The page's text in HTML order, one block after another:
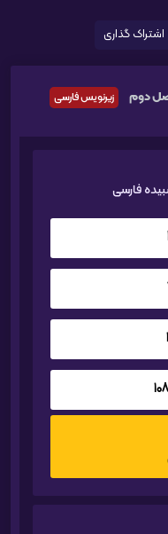
اشتراک گذاری
دوم زیرنویس فارسی